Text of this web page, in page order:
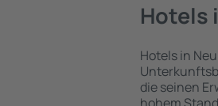
Hotels
Hotels in
die seinen